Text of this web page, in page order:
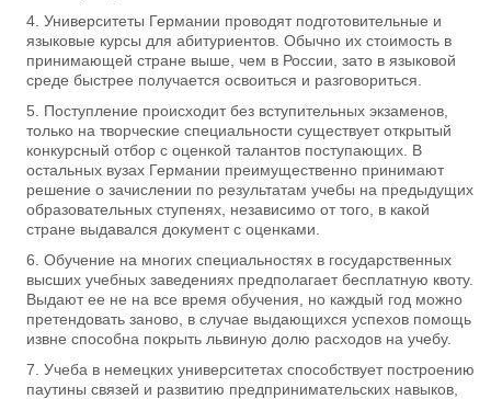
Университеты Германии проводят подготовительные и
языковые курсы для абитуриентов. Обычно их стоимость в
принимающей стране выше, чем в России, зато в языковой
среде быстрее получается освоиться и разговориться.
Поступление происходит без вступительных экзаменов,
только на творческие специальности существует открытый
конкурсный отбор с оценкой талантов поступающих. В
остальных вузах Германии преимущественно принимают
решение о зачислении по результатам учебы на предыдущих
образовательных ступенях, независимо от того, в какой
стране выдавался документ с оценками.
Обучение на многих специальностях в государственных
высших учебных заведениях предполагает бесплатную квоту.
Выдают ее не на все время обучения, но каждый год можно
претендовать заново, в случае выдающихся успехов помощь
извне способна покрыть львиную долю расходов на учебу.
Учеба в немецких университетах способствует построению
паутины связей и развитию предпринимательских навыков,